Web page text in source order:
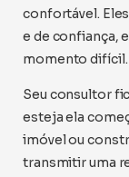
confortável.
e de confiança,
momento difícil.
Seu consultor
esteja ela
imóvel ou
transmitir uma